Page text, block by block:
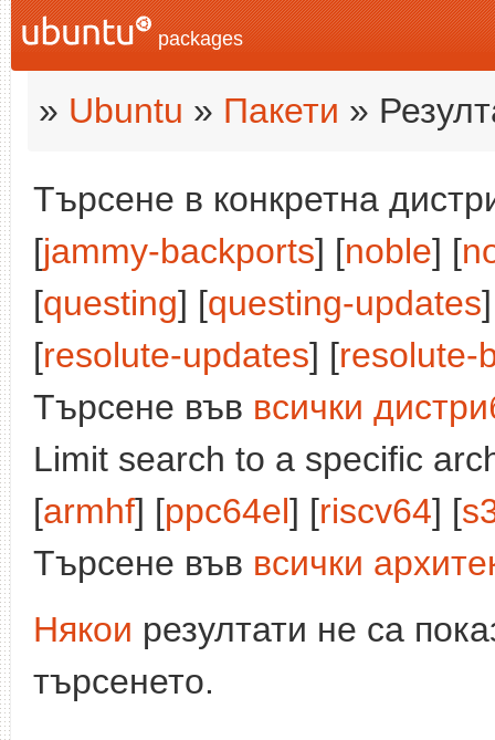
packages
» Ubuntu » Пакети »
Търсене в конкретна
[jammy-backports] [noble] [
[questing] [questing-updates
[resolute-updates] [resolute-
Търсене във всички
Limit search to a specific
[armhf] [ppc64el] [riscv64] [
Търсене във всички
Някои резултати не са
търсенето.